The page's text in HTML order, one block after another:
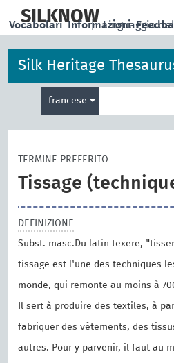
main
SILKNOW
| Linguaggio
Vocabolari Informazioni
Silk Heritage
francese
per
ricerca
TERMINE PREFERITO
Tissage
DEFINIZIONE
Subst. masc.Du latin texere,
tissage est l'une des techniques
monde, qui remonte au moins à
Il sert à produire des textiles, à
fabriquer des vêtements, des
autres. Pour y parvenir, il faut au